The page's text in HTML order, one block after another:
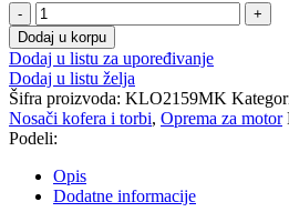
Nosač
bočnih
kofera
Kappa
Yamaha
MT09
Tracer
(21-
23)
KLO2159MK
količina
Dodaj u korpu
Dodaj u listu za upoređivanje
Dodaj u listu želja
Šifra proizvoda: KLO2159MK
Nosači kofera i torbi, Oprema za motor
Podeli:
Opis
Dodatne informacije